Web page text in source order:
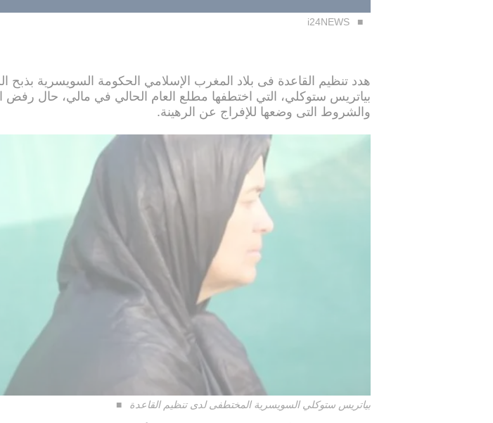
i24NEWS
هدد تنظيم القاعدة فى بلاد المغرب الإسلامي الحكومة السويسرية بذبح
بياتريس ستوكلي، التي اختطفها مطلع العام الحالي في مالي، حال رفض
والشروط التى وضعها للإفراج عن الرهينة.
بياتريس ستوكلي السويسرية المختطفى لدى تنظيم القاعدة